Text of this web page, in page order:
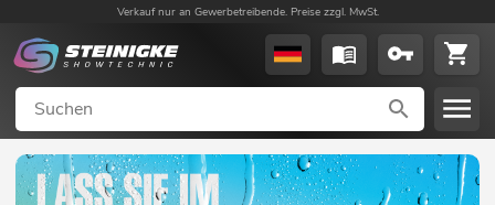
Verkauf nur an Gewerbetreibende. Preise zzgl. MwSt.